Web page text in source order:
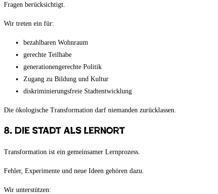
Fragen berücksichtigt.
Wir treten ein für:
bezahlbaren Wohnraum
gerechte Teilhabe
generationengerechte Politik
Zugang zu Bildung und Kultur
diskriminierungsfreie Stadtentwicklung
Die ökologische Transformation darf niemanden zurücklassen.
8. Die Stadt als Lernort
Transformation ist ein gemeinsamer Lernprozess.
Fehler, Experimente und neue Ideen gehören dazu.
Wir unterstützen: